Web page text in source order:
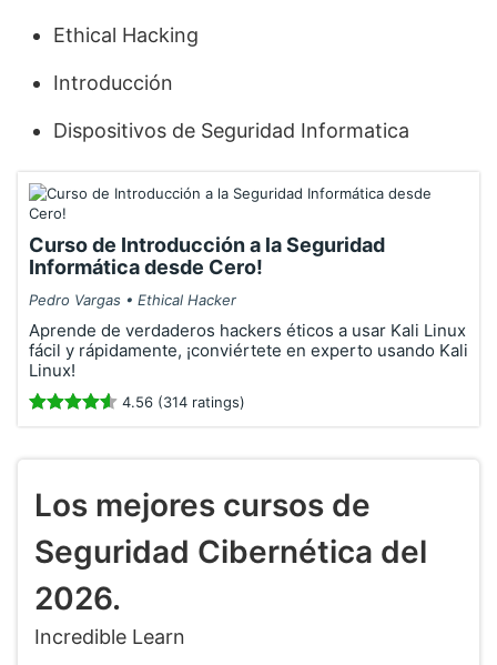
Ethical Hacking
Introducción
Dispositivos de Seguridad Informatica
Curso de Introducción a la Seguridad
Informática desde Cero!
Pedro Vargas • Ethical Hacker
Aprende de verdaderos hackers éticos a usar Kali Linux
fácil y rápidamente, ¡conviértete en experto usando Kali
Linux!
4.56 (314 ratings)
Los mejores cursos de
Seguridad Cibernética del
2026.
Incredible Learn